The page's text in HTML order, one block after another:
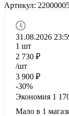
Артикул:
31.08.2026
1 шт
2 730 ₽
/шт
3 900 ₽
-30%
Экономия 1
Мало в 1